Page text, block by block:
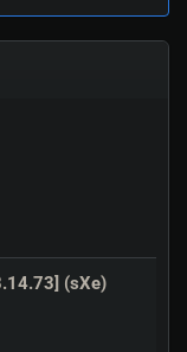
(sXe)